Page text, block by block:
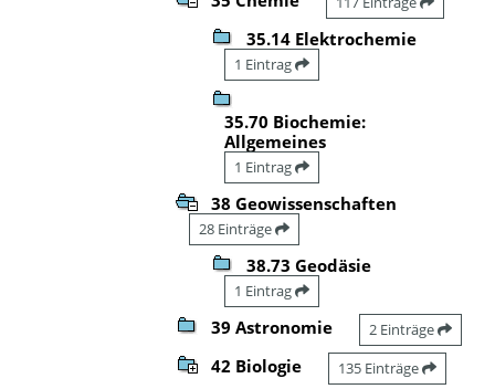
35.14 Elektrochemie
1 Eintrag
35.70 Biochemie:
Allgemeines
1 Eintrag
38 Geowissenschaften
28 Einträge
38.73 Geodäsie
1 Eintrag
39 Astronomie 2 Einträge
42 Biologie 135 Einträge